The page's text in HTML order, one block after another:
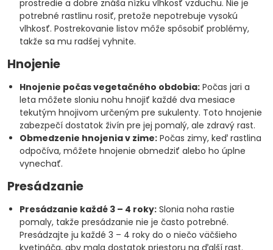
prostredie a dobre znáša nízku vlhkosť vzduchu. Nie je
potrebné rastlinu rosiť, pretože nepotrebuje vysokú
vlhkosť. Postrekovanie listov môže spôsobiť problémy,
takže sa mu radšej vyhnite.
Hnojenie
Hnojenie počas vegetačného obdobia: Počas jari a
leta môžete sloniu nohu hnojiť každé dva mesiace
tekutým hnojivom určeným pre sukulenty. Toto hnojenie
zabezpečí dostatok živín pre jej pomalý, ale zdravý rast.
Obmedzenie hnojenia v zime: Počas zimy, keď rastlina
odpočíva, môžete hnojenie obmedziť alebo ho úplne
vynechať.
Presádzanie
Presádzanie každé 3 – 4 roky: Slonia noha rastie
pomaly, takže presádzanie nie je často potrebné.
Presádzajte ju každé 3 – 4 roky do o niečo väčšieho
kvetináča, aby mala dostatok priestoru na ďalší rast.